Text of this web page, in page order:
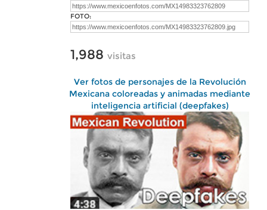
FOTO:
1,988 visitas
Ver fotos de personajes de la Revolución
Mexicana coloreadas y animadas mediante
inteligencia artificial (deepfakes)